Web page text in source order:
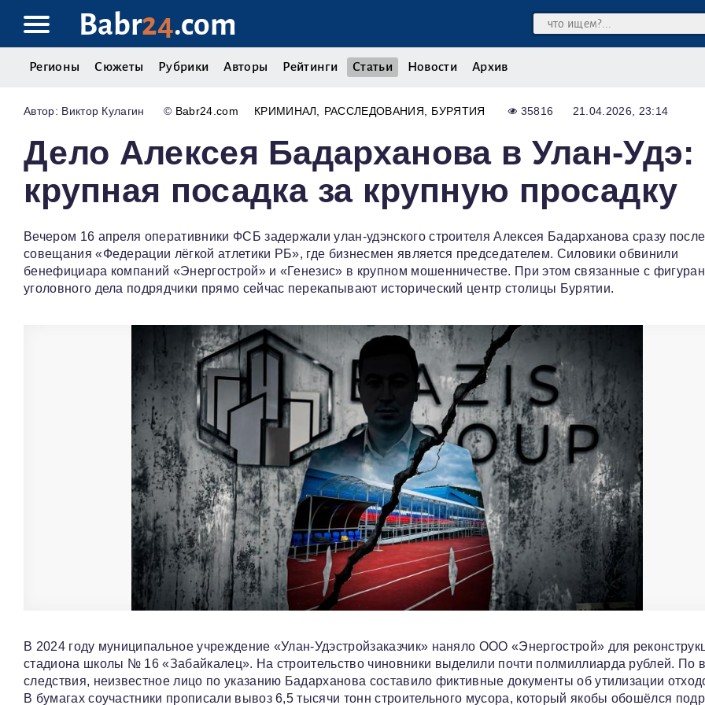
Babr24.com
Регионы Сюжеты Рубрики Авторы Рейтинги Статьи Новости Архив
Виктор Кулагин © Babr24.com КРИМИНАЛ РАССЛЕДОВАНИЯ БУРЯТИЯ 35816 21.04.2026, 23:14
Дело Алексея Бадарханова в Улан-Удэ:
крупная посадка за крупную просадку
Вечером 16 апреля оперативники ФСБ задержали улан-удэнского строителя Алексея Бадарханова сразу после
совещания «Федерации лёгкой атлетики РБ», где бизнесмен является председателем. Силовики обвинили
бенефициара компаний «Энергострой» и «Генезис» в крупном мошенничестве. При этом связанные с
уголовного дела подрядчики прямо сейчас перекапывают исторический центр столицы Бурятии.
В 2024 году муниципальное учреждение «Улан-Удэстройзаказчик» наняло ООО «Энергострой» для
стадиона школы № 16 «Забайкалец». На строительство чиновники выделили почти полмиллиарда рублей. По
следствия, неизвестное лицо по указанию Бадарханова составило фиктивные документы об утилизации
В бумагах соучастники прописали вывоз 6,5 тысячи тонн строительного мусора, который якобы обошёлся